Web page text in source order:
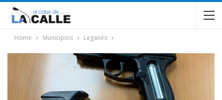
Home Municipios Leganés